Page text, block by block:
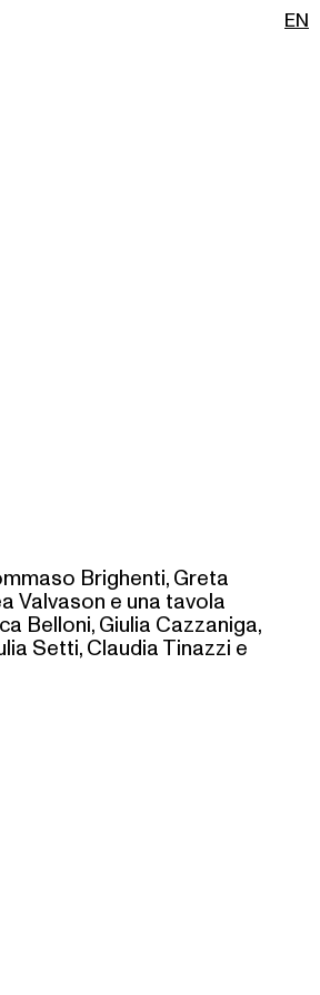
EN
Brighenti, Greta
Valvason e una tavola
Belloni, Giulia Cazzaniga,
Setti, Claudia Tinazzi e